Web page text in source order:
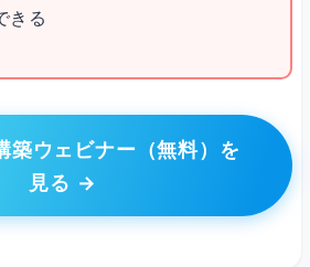
きる
築ウェビナー（無料）を
見る →